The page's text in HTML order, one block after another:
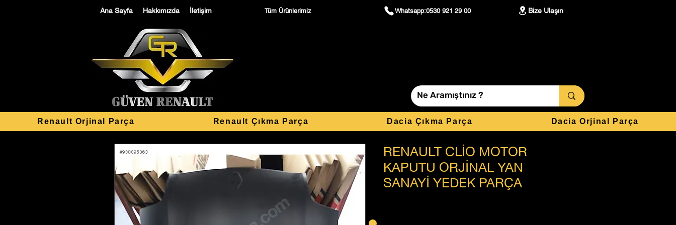
Ana Sayfa Hakkımızda İletişim Tüm Ürünlerimiz Whatsapp:0530 921 29 00 Bize Ulaşın
Renault Orjinal Parça Renault Çıkma Parça Dacia Çıkma Parça Dacia Orjinal Parça
RENAULT CLİO MOTOR
KAPUTU ORJİNAL YAN
SANAYİ YEDEK PARÇA